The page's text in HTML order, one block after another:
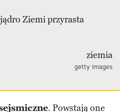
Ziemi przyrasta
getty images
. Powstają one